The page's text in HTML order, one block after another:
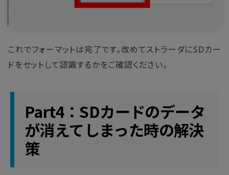
これでフォーマットは完了です。改めてストラーダにSDカー
ドをセットして認識するかをご確認ください。
Part4：SDカードのデータ
が消えてしまった時の解決
策